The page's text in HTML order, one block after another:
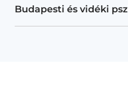
Budapesti és vidéki